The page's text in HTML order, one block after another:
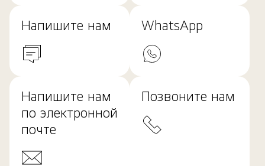
Напишите нам WhatsApp
Напишите нам
по электронной
почте
Позвоните нам